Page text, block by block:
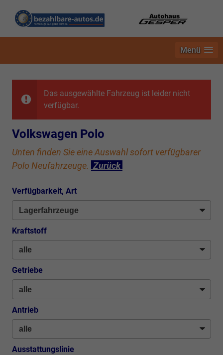
Menü
Das ausgewählte Fahrzeug ist leider nicht
verfügbar.
Volkswagen Polo
Unten finden Sie eine Auswahl sofort verfügbarer
Polo Neufahrzeuge. Zurück
Verfügbarkeit, Art
Kraftstoff
Getriebe
Antrieb
Ausstattungslinie